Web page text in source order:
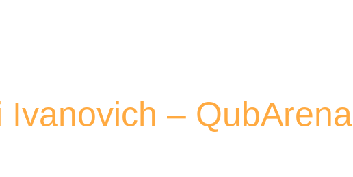
Ivanovich – QubArena